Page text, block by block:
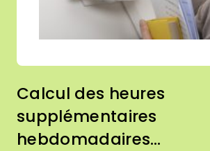
Calcul des heures
supplémentaires
hebdomadaires…